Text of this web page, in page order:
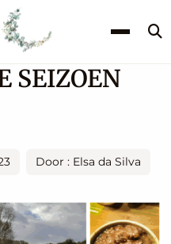
SEIZOEN
Door : Elsa da Silva